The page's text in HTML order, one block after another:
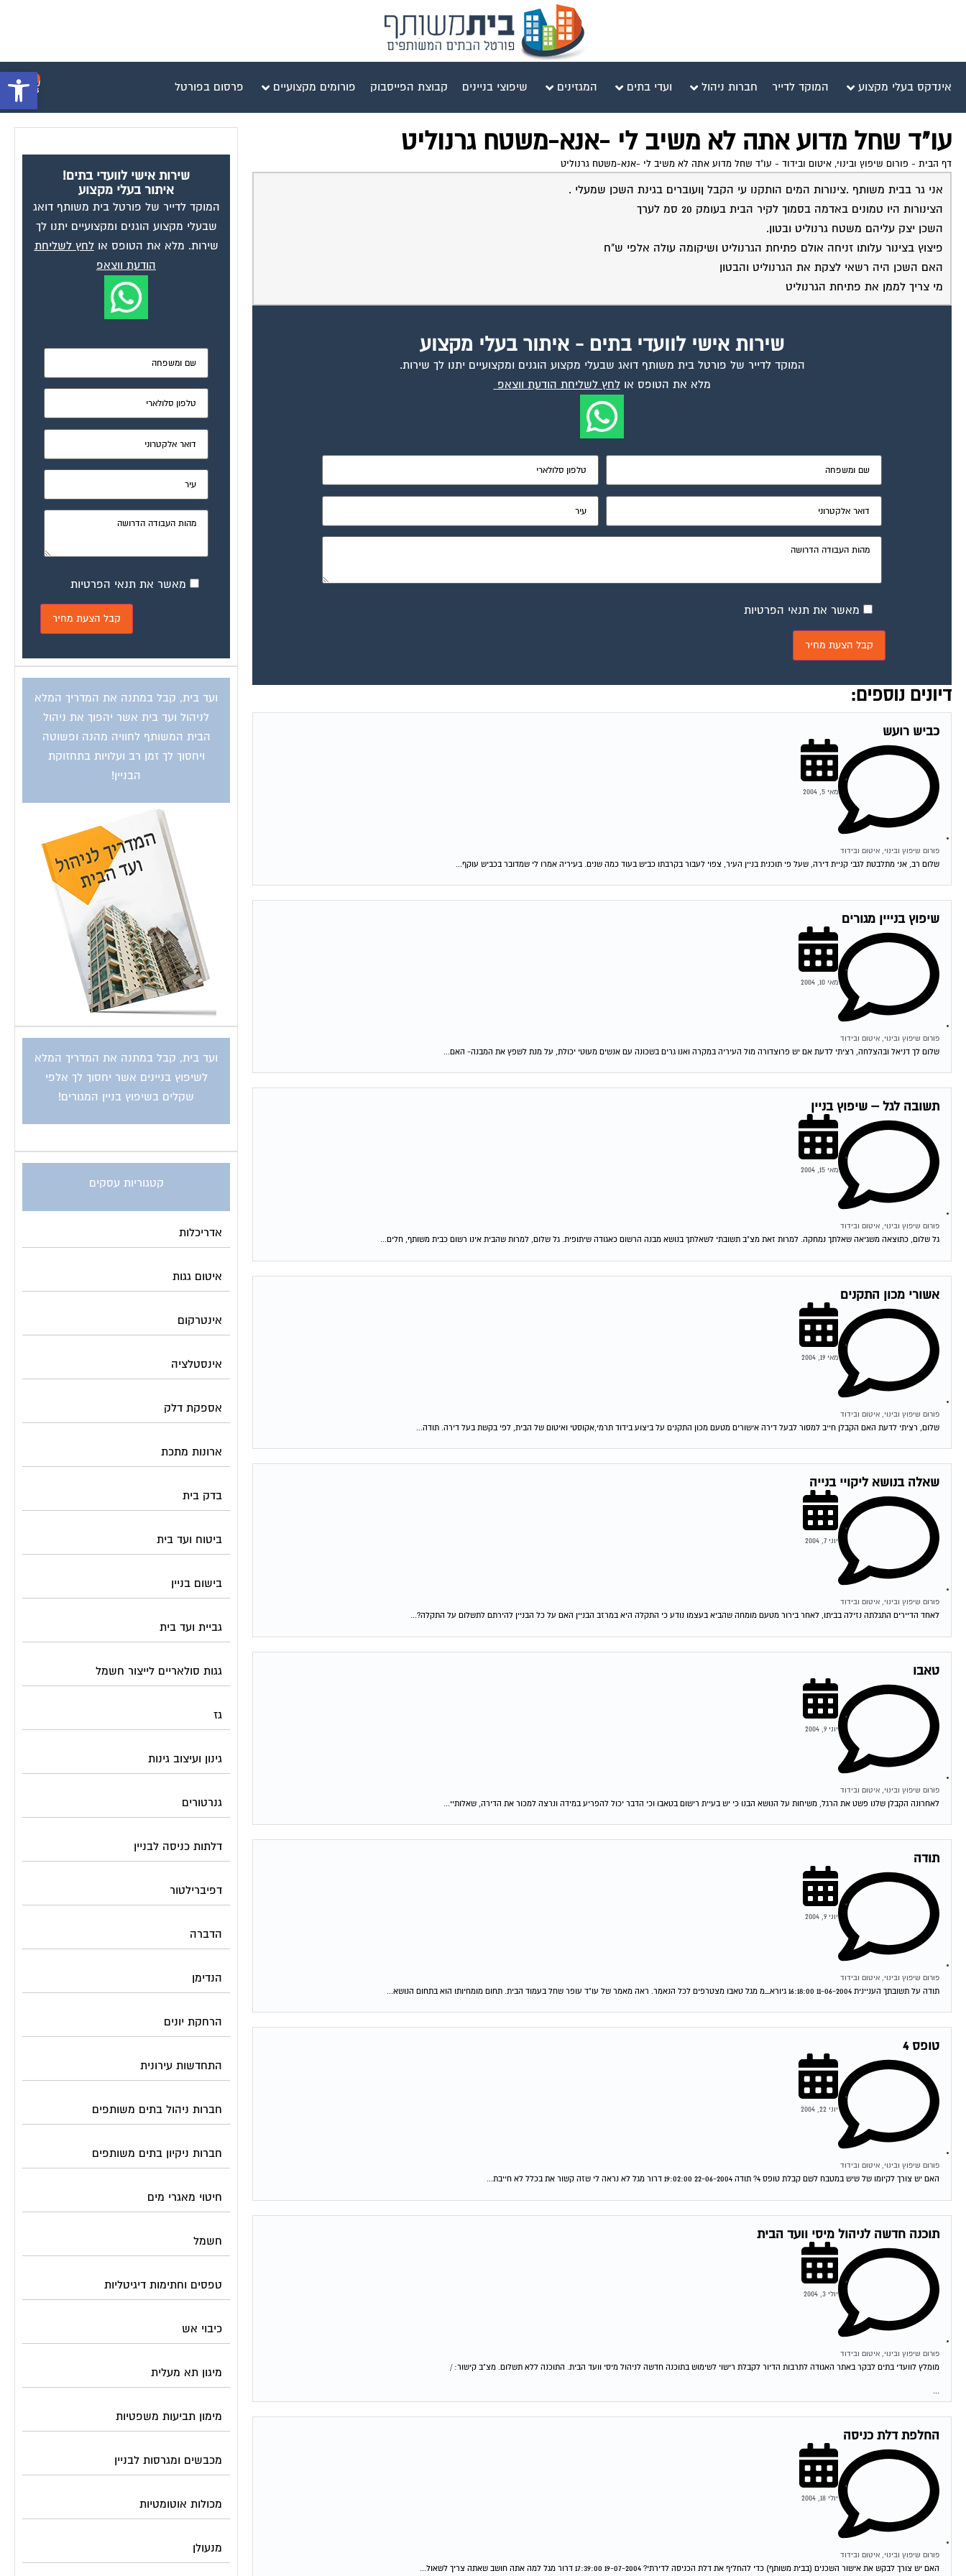
פתח אינדקס בעלי מקצוע המוקד לדייר חברות ניהול ועדי בתים המגזינים שיפוצי בניינים קבוצת הפייסבוק פורומים מקצועיים פרסום בפורטל
עו"ד שחל מדוע אתה לא משיב לי -אנא-משטח גרנוליט
דף הבית - פורום שיפוץ ובינוי, איטום ובידוד - עו"ד שחל מדוע אתה לא משיב לי -אנא-משטח גרנוליט
אני גר בבית משותף .צינורות המים הותקנו עי הקבל ןועוברים בגינת השכן שמעלי .
הצינורות היו טמונים באדמה בסמוך לקיר הבית בעומק 20 סמ לערך
השכן יצק עליהם משטח גרנוליט ובטון.
פיצוץ בצינור עלותו זניחה אולם פתיחת הגרנוליט ושיקומה עולה אלפי ש"ח
האם השכן היה רשאי לצקת את הגרנוליט והבטון
מי צריך לממן את פתיחת הגרנוליט
שירות אישי לוועדי בתים - איתור בעלי מקצוע
המוקד לדייר של פורטל בית משותף דואג שבעלי מקצוע הוגנים ומקצועיים יתנו לך שירות.
מלא את הטופס אולחץ לשליחת הודעת ווצאפ
מאשר את תנאי הפרטיות
דיונים נוספים:
כביש רועש
פורום שיפוץ ובינוי, איטום ובידוד
מאי 5, 2004
שלום רב, אני מתלבטת לגבי קניית דירה, שעל פי תוכנית בניין העיר, צפוי לעבור בקרבתו כביש בעוד כמה שנים. בעיריה אמרו לי שמדובר בכביש עוקף...
שיפוץ בנייין מגורים
פורום שיפוץ ובינוי, איטום ובידוד
מאי 10, 2004
שלום לך דניאל ובהצלחה, רציתי לדעת אם יש פרוצדורה מול העיריה במקרה ואנו גרים בשכונה עם אנשים מעוטי יכולת, על מנת לשפץ את המבנה- האם...
תשובה לגל – שיפוץ בניין
פורום שיפוץ ובינוי, איטום ובידוד
מאי 15, 2004
גל שלום, כתוצאה משגיאה שאלתך נמחקה. למרות זאת מצ"ב תשובתי לשאלתך בנושא מבנה הרשום כאגודה שיתופית. גל שלום, למרות שהבית אינו רשום כבית משותף, חלים...
אשורי מכון התקנים
פורום שיפוץ ובינוי, איטום ובידוד
מאי 19, 2004
שלום, רציתי לדעת האם הקבלן חייב למסור לבעל דירה אישורים מטעם מכון התקנים על ביצוע בידוד תרמי,אקוסטי ואיטום של הבית, לפי בקשת בעל דירה. תודה...
שאלה בנושא ליקויי בנייה
פורום שיפוץ ובינוי, איטום ובידוד
יוני 7, 2004
לאחד הדיירים התגלתה נזילה בביתו, לאחר בירור מטעם מומחה שהביא בעצמו נודע כי התקלה היא במרזב הבניין האם על כל הבניין להירתם לתשלום על התקלה?...
טאבו
פורום שיפוץ ובינוי, איטום ובידוד
יוני 9, 2004
לאחרונה הקבלן שלנו פשט את הרגל, משיחות על הנושא הבנו כי יש בעיית רישום בטאבו וכי הדבר יכול להפריע במידה ונרצה למכור את הדירה, שאלותיי...
תודה
פורום שיפוץ ובינוי, איטום ובידוד
יוני 9, 2004
תודה על תשובתך העניינית 11-06-2004 16:18:00 גיורא_מ מגל טאבו מצטרפים לכל הנאמר. ראה מאמר של עו"ד עופר שחל בעמוד הבית. תחום מומחיותו הוא בתחום הנושא...
טופס 4
פורום שיפוץ ובינוי, איטום ובידוד
יוני 22, 2004
האם יש צורך לקיומו של שיש במטבח לשם קבלת טופס 4? תודה 22-06-2004 19:02:00 דרור מגל לא נראה לי שזה קשור את בכלל לא חייבת...
תוכנה חדשה לניהול מיסי וועד הבית
פורום שיפוץ ובינוי, איטום ובידוד
יולי 3, 2004
מומלץ לוועדי בתים לבקר באתר האגודה לתרבות הדיור לקבלת רישוי לשימוש בתוכנה חדשה לניהול מיסי וועד הבית. התוכנה ללא תשלום. מצ"ב קישור: /
...
החלפת דלת כניסה
פורום שיפוץ ובינוי, איטום ובידוד
יולי 18, 2004
האם יש צורך לבקש את אישור השכנים (בבית משותף) כדי להחליף את דלת הכניסה לדירתי? 19-07-2004 17:39:00 דרור מגל למה אתה חושב שאתה צריך לשאול...
שירות אישי לוועדי בתים!
איתור בעלי מקצוע
המוקד לדייר של פורטל בית משותף דואג
שבעלי מקצוע הוגנים ומקצועיים יתנו לך
שירות. מלא את הטופס אולחץ לשליחת
הודעת ווצאפ
מאשר את תנאי הפרטיות
ועד בית, קבל במתנה את המדריך המלא
לניהול ועד בית אשר יהפוך את ניהול
הבית המשותף לחוויה מהנה ופשוטה
ויחסוך לך זמן רב ועלויות בתחזוקת
הבניין!
ועד בית, קבל במתנה את המדריך המלא
לשיפוץ בניינים אשר יחסוך לך אלפי
שקלים בשיפוץ בניין המגורים!
קטגוריות עסקים
אדריכלות
איטום גגות
אינטרקום
אינסטלציה
אספקת דלק
ארונות מתכת
בדק בית
ביטוח ועד בית
בישום בניין
גביית ועד בית
גגות סולאריים לייצור חשמל
גז
גינון ועיצוב גינות
גנרטורים
דלתות כניסה לבניין
דפיברילטור
הדברה
הנדימן
הרחקת יונים
התחדשות עירונית
חברות ניהול בתים משותפים
חברות ניקיון בתים משותפים
חיטוי מאגרי מים
חשמל
טפסים וחתימות דיגיטליות
כיבוי אש
מיגון תא מעלית
מימון תביעות משפטיות
מכבשים ומגרסות לבניין
מכולות אוטומטיות
מנעולן